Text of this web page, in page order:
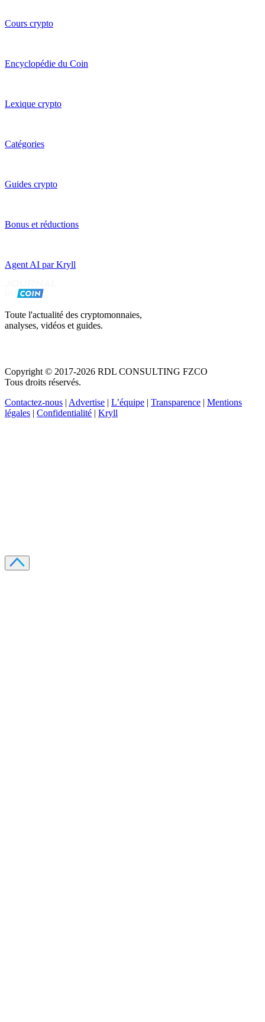
Cours crypto
Encyclopédie du Coin
Lexique crypto
Catégories
Guides crypto
Bonus et réductions
Agent AI par Kryll
Toute l'actualité des cryptomonnaies,
analyses, vidéos et guides.
Copyright © 2017-2026 RDL CONSULTING FZCO
Tous droits réservés.
Contactez-nous | Advertise | L’équipe | Transparence | Mentions
légales | Confidentialité | Kryll